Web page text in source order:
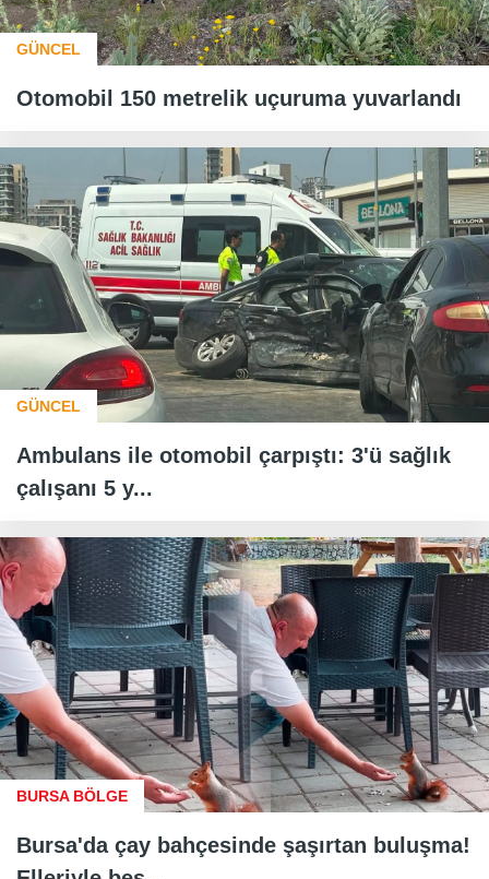
GÜNCEL
Otomobil 150 metrelik uçuruma yuvarlandı
GÜNCEL
Ambulans ile otomobil çarpıştı: 3'ü sağlık
çalışanı 5 y...
BURSA BÖLGE
Bursa'da çay bahçesinde şaşırtan buluşma!